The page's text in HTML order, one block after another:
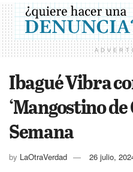
Ibagué Vibra
‘Mangostino de
Semana
by LaOtraVerdad 26 julio,